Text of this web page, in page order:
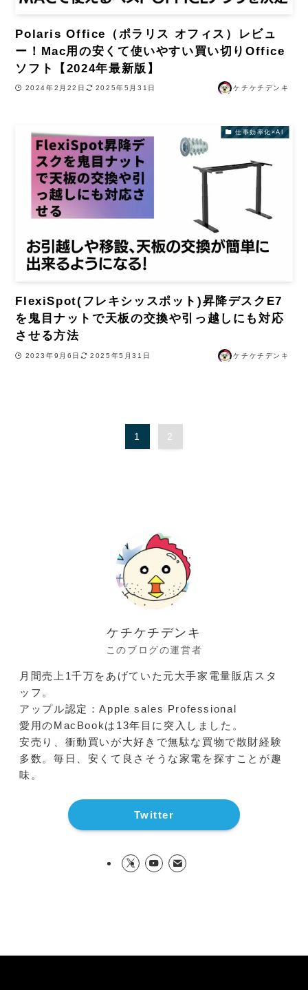
Polaris Office（ポラリス オフィス）レビュ
ー！Mac用の安くて使いやすい買い切りOffice
ソフト【2024年最新版】
2024年2月22日 2025年5月31日 ケチケチデンキ
仕事効率化×AI
FlexiSpot(フレキシッスポット)昇降デスクE7
を鬼目ナットで天板の交換や引っ越しにも対応
させる方法
2023年9月6日 2025年5月31日 ケチケチデンキ
1 2
ケチケチデンキ
このブログの運営者
月間売上1千万をあげていた元大手家電量販店スタ
ッフ。
アップル認定：Apple sales Professional
愛用のMacBookは13年目に突入しました。
安売り、衝動買いが大好きで無駄な買物で散財経験
多数。毎日、安くて良さそうな家電を探すことが趣
味。
Twitter